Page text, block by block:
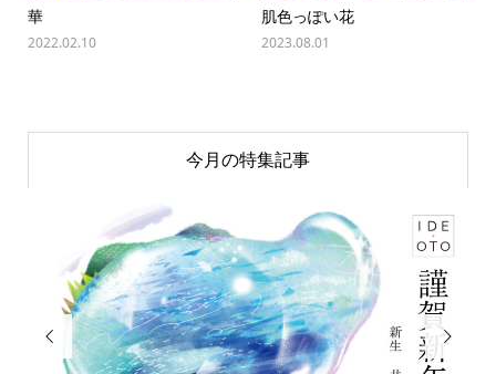
華
2022.02.10
肌色っぽい花
2023.08.01
今月の特集記事
 